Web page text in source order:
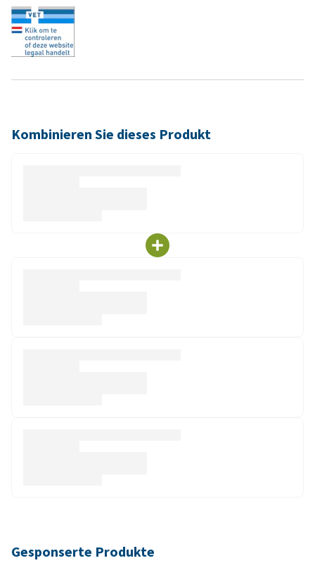
Kombinieren Sie dieses Produkt
Gesponserte Produkte